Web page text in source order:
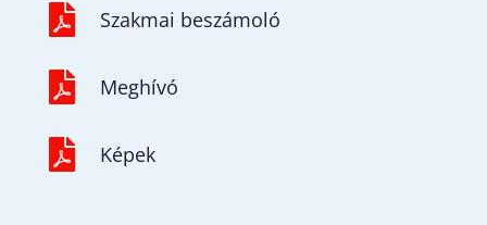
 Szakmai beszámoló
 Meghívó
 Képek